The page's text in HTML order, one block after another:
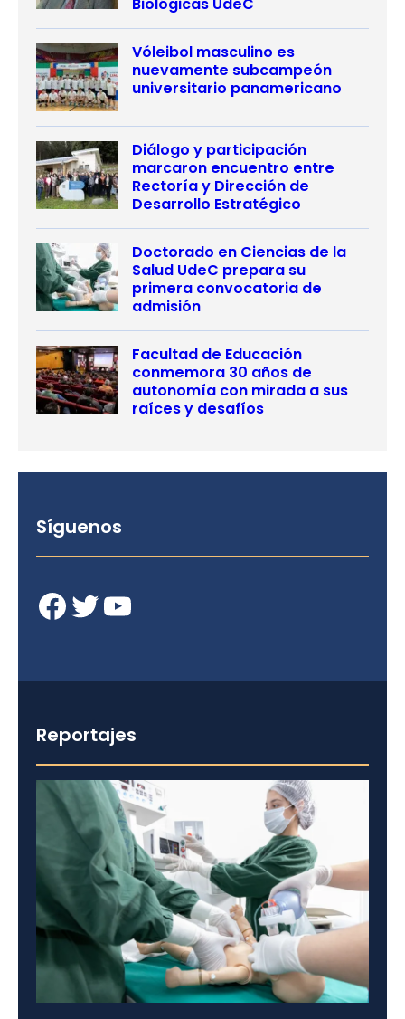
Biológicas UdeC
Vóleibol masculino es
nuevamente subcampeón
universitario panamericano
Diálogo y participación
marcaron encuentro entre
Rectoría y Dirección de
Desarrollo Estratégico
Doctorado en Ciencias de la
Salud UdeC prepara su
primera convocatoria de
admisión
Facultad de Educación
conmemora 30 años de
autonomía con mirada a sus
raíces y desafíos
Síguenos
Facebook Twitter YouTube
Reportajes